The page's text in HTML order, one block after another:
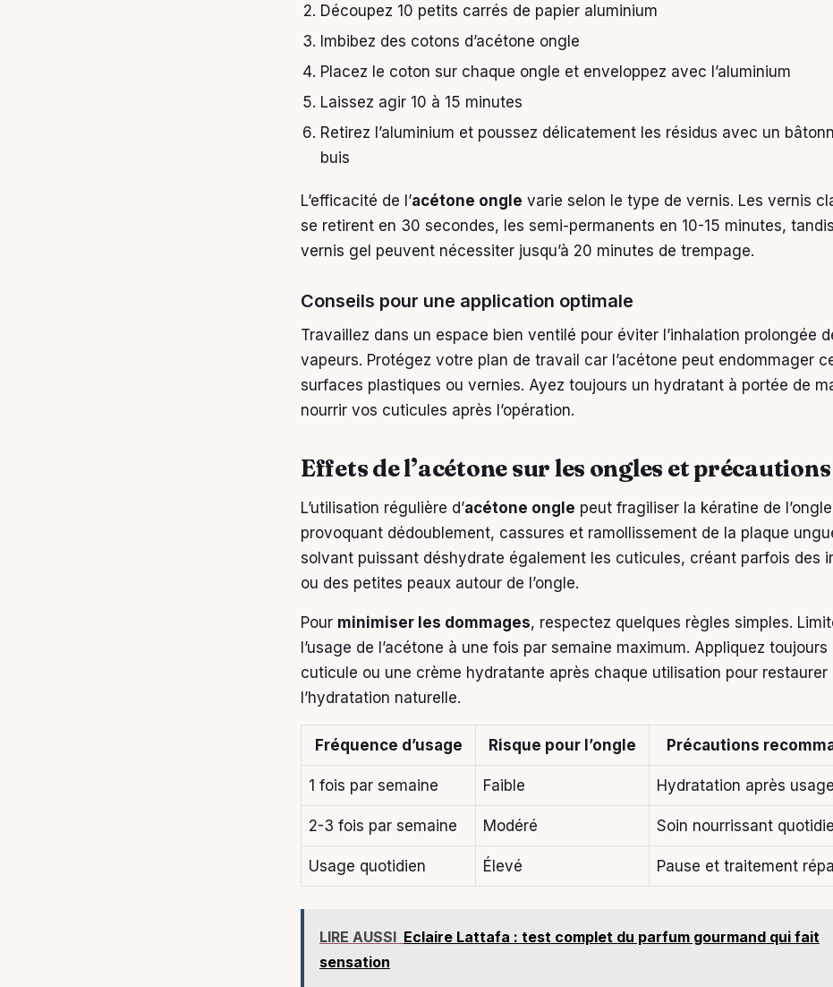
Découpez 10 petits carrés de papier aluminium
Imbibez des cotons d’acétone ongle
Placez le coton sur chaque ongle et enveloppez avec l’aluminium
Laissez agir 10 à 15 minutes
Retirez l’aluminium et poussez délicatement les résidus avec un
buis
L’efficacité de l’acétone ongle varie selon le type de vernis. Les vernis
se retirent en 30 secondes, les semi-permanents en 10-15 minutes,
vernis gel peuvent nécessiter jusqu’à 20 minutes de trempage.
Conseils pour une application optimale
Travaillez dans un espace bien ventilé pour éviter l’inhalation prolongée
vapeurs. Protégez votre plan de travail car l’acétone peut endommager
surfaces plastiques ou vernies. Ayez toujours un hydratant à portée de
nourrir vos cuticules après l’opération.
Effets de l’acétone sur les ongles et précautions
L’utilisation régulière d’acétone ongle peut fragiliser la kératine de
provoquant dédoublement, cassures et ramollissement de la plaque
solvant puissant déshydrate également les cuticules, créant parfois des
ou des petites peaux autour de l’ongle.
Pour minimiser les dommages, respectez quelques règles simples.
l’usage de l’acétone à une fois par semaine maximum. Appliquez toujours
cuticule ou une crème hydratante après chaque utilisation pour restaurer
l’hydratation naturelle.
Fréquence d’usage Risque pour l’ongle Précautions
1 fois par semaine Faible Hydratation après usage
2-3 fois par semaine Modéré Soin nourrissant
Usage quotidien Élevé Pause et traitement
LIRE AUSSI Eclaire Lattafa : test complet du parfum gourmand qui fait
sensation